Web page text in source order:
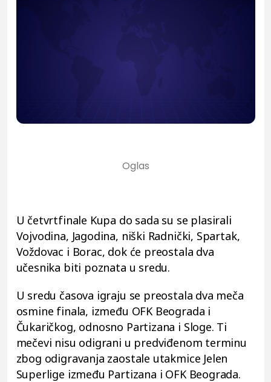
U četvrtfinale Kupa do sada su se plasirali
Vojvodina, Jagodina, niški Radnički, Spartak,
Voždovac i Borac, dok će preostala dva
učesnika biti poznata u sredu.
U sredu časova igraju se preostala dva meča
osmine finala, između OFK Beograda i
Čukaričkog, odnosno Partizana i Sloge. Ti
mečevi nisu odigrani u predviđenom terminu
zbog odigravanja zaostale utakmice Jelen
Superlige između Partizana i OFK Beograda.